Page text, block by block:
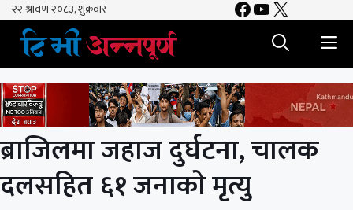
Skip
content
Facebook
YouTube
X
ब्राजिलमा जहाज दुर्घटना, चालक
दलसहित ६१ जनाकाे मृत्यु